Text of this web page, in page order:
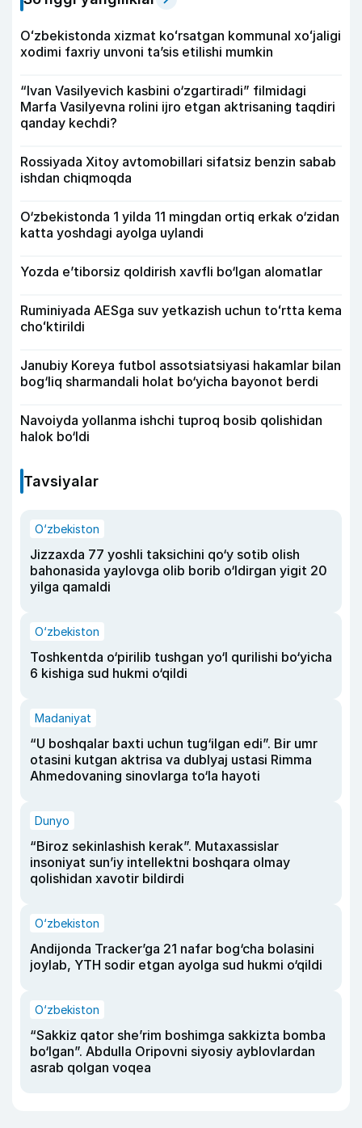
Oʻzbekistonda xizmat koʻrsatgan kommunal xoʻjaligi
xodimi faxriy unvoni taʼsis etilishi mumkin
“Ivan Vasilyevich kasbini o‘zgartiradi” filmidagi
Marfa Vasilyevna rolini ijro etgan aktrisaning taqdiri
qanday kechdi?
Rossiyada Xitoy avtomobillari sifatsiz benzin sabab
ishdan chiqmoqda
O‘zbekistonda 1 yilda 11 mingdan ortiq erkak o‘zidan
katta yoshdagi ayolga uylandi
Yozda e’tiborsiz qoldirish xavfli bo‘lgan alomatlar
Ruminiyada AESga suv yetkazish uchun toʻrtta kema
choʻktirildi
Janubiy Koreya futbol assotsiatsiyasi hakamlar bilan
bog‘liq sharmandali holat bo‘yicha bayonot berdi
Navoiyda yollanma ishchi tuproq bosib qolishidan
halok bo‘ldi
Tavsiyalar
O‘zbekiston
Jizzaxda 77 yoshli taksichini qo‘y sotib olish
bahonasida yaylovga olib borib o‘ldirgan yigit 20
yilga qamaldi
O‘zbekiston
Toshkentda o‘pirilib tushgan yo‘l qurilishi bo‘yicha
6 kishiga sud hukmi o‘qildi
Madaniyat
“U boshqalar baxti uchun tug‘ilgan edi”. Bir umr
otasini kutgan aktrisa va dublyaj ustasi Rimma
Ahmedovaning sinovlarga to‘la hayoti
Dunyo
“Biroz sekinlashish kerak”. Mutaxassislar
insoniyat sun’iy intellektni boshqara olmay
qolishidan xavotir bildirdi
O‘zbekiston
Andijonda Tracker’ga 21 nafar bog‘cha bolasini
joylab, YTH sodir etgan ayolga sud hukmi o‘qildi
O‘zbekiston
“Sakkiz qator she’rim boshimga sakkizta bomba
bo‘lgan”. Abdulla Oripovni siyosiy ayblovlardan
asrab qolgan voqea